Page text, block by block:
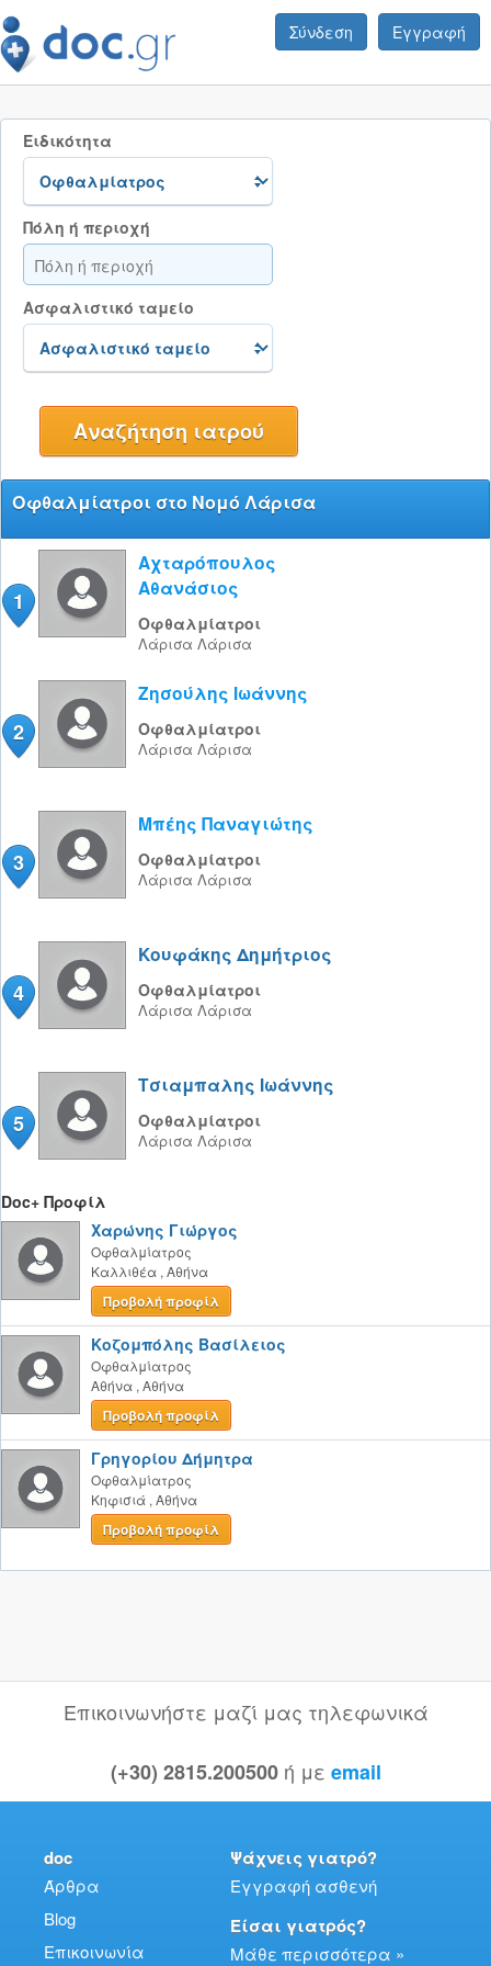
Σύνδεση Εγγραφή
Ειδικότητα
Πόλη ή περιοχή
Ασφαλιστικό ταμείο
Οφθαλμίατροι στο Νομό Λάρισα
1
Αχταρόπουλος
Αθανάσιος
Οφθαλμίατροι
Λάρισα Λάρισα
2
Ζησούλης Ιωάννης
Οφθαλμίατροι
Λάρισα Λάρισα
3
Μπέης Παναγιώτης
Οφθαλμίατροι
Λάρισα Λάρισα
4
Κουφάκης Δημήτριος
Οφθαλμίατροι
Λάρισα Λάρισα
5
Τσιαμπαλης Ιωάννης
Οφθαλμίατροι
Λάρισα Λάρισα
Doc+ Προφίλ
Χαρώνης Γιώργος
Οφθαλμίατρος
Καλλιθέα , Αθήνα
Προβολή προφίλ
Κοζομπόλης Βασίλειος
Οφθαλμίατρος
Αθήνα , Αθήνα
Προβολή προφίλ
Γρηγορίου Δήμητρα
Οφθαλμίατρος
Κηφισιά , Αθήνα
Προβολή προφίλ
Επικοινωνήστε μαζί μας τηλεφωνικά
(+30) 2815.200500 ή με email
doc
Άρθρα
Blog
Επικοινωνία
Ψάχνεις γιατρό?
Εγγραφή ασθενή
Είσαι γιατρός?
Μάθε περισσότερα »